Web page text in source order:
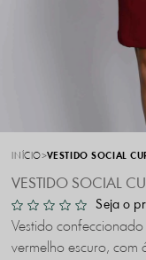
INÍCIO VESTIDO SOCIAL
VESTIDO SOCIAL
Seja o
Vestido
vermelho escuro,